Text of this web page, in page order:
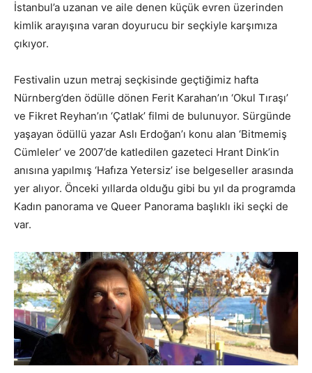
İstanbul’a uzanan ve aile denen küçük evren üzerinden
kimlik arayışına varan doyurucu bir seçkiyle karşımıza
çıkıyor.
Festivalin uzun metraj seçkisinde geçtiğimiz hafta
Nürnberg’den ödülle dönen Ferit Karahan’ın ‘Okul Tıraşı’
ve Fikret Reyhan’ın ‘Çatlak’ filmi de bulunuyor. Sürgünde
yaşayan ödüllü yazar Aslı Erdoğan’ı konu alan ‘Bitmemiş
Cümleler’ ve 2007’de katledilen gazeteci Hrant Dink’in
anısına yapılmış ‘Hafıza Yetersiz’ ise belgeseller arasında
yer alıyor. Önceki yıllarda olduğu gibi bu yıl da programda
Kadın panorama ve Queer Panorama başlıklı iki seçki de
var.